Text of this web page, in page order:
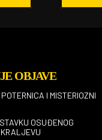
OBJAVE
I MISTERIOZNI
OSUĐENOG
KRALJEVU